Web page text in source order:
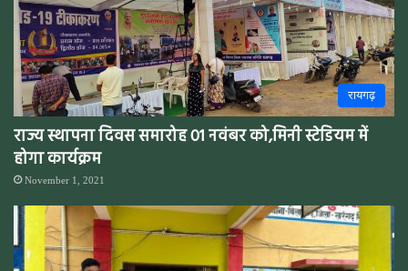
रायगढ़
राज्य स्थापना दिवस समारोह 01 नवंबर को,मिनी स्टेडियम में
होगा कार्यक्रम
November 1, 2021